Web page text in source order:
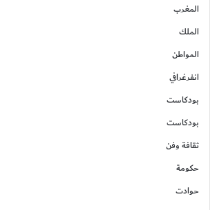
المغرب
الملك
المواطن
انفرغرافي
بودكاست
بودكاست
ثقافة وفن
حكومة
حوادت